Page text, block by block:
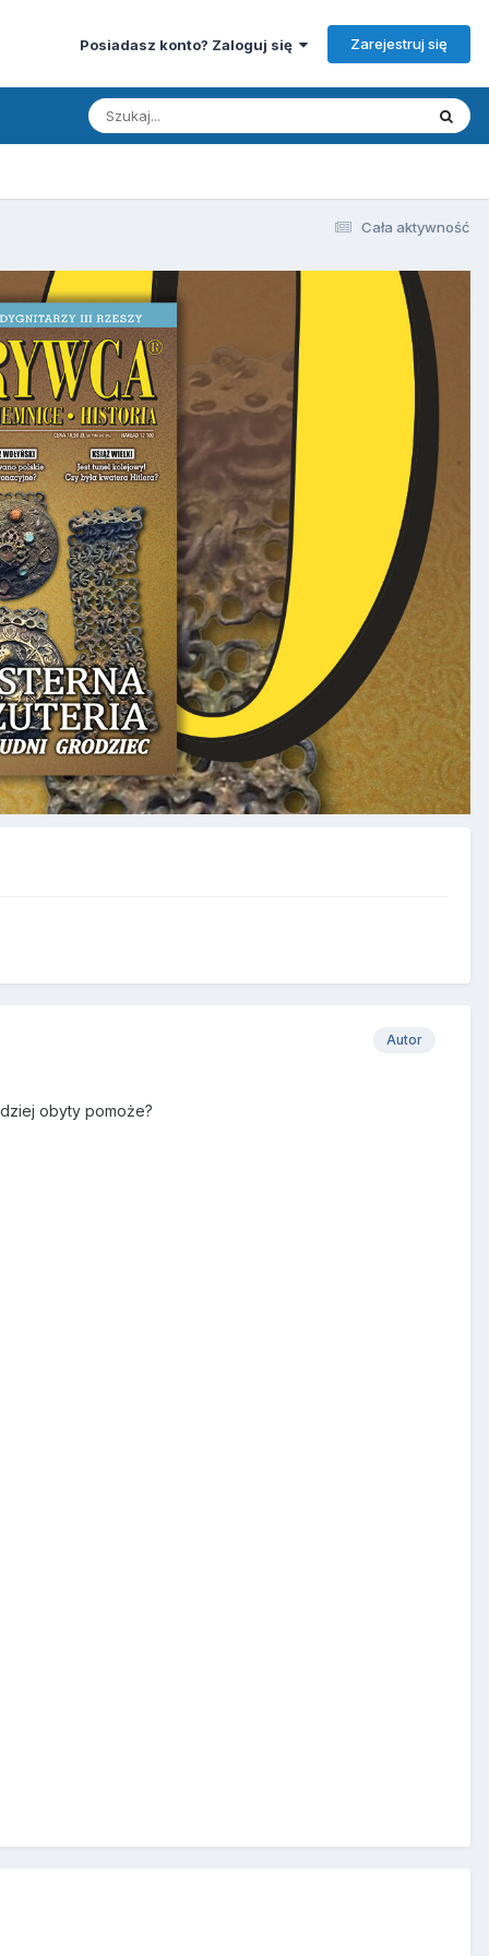
Posiadasz konto? Zaloguj się Zarejestruj się
Cała aktywność
Autor
obyty pomoże?